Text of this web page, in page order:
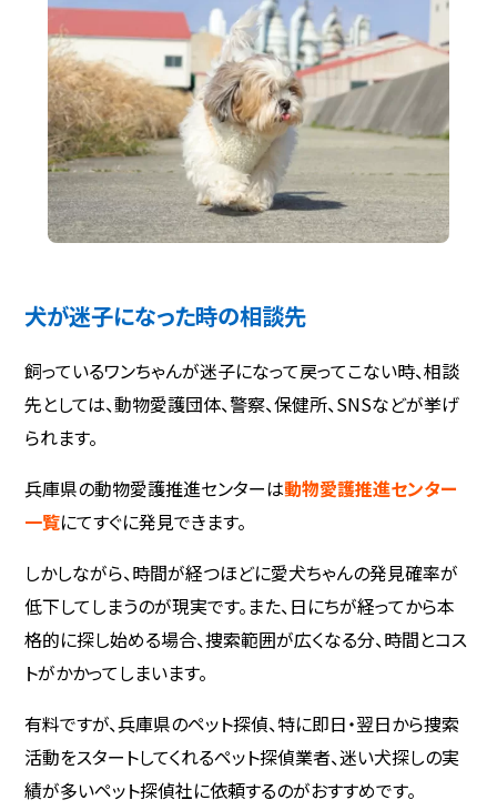
犬が迷子になった時の相談先
飼っているワンちゃんが迷子になって戻ってこない時、相談
先としては、動物愛護団体、警察、保健所、SNSなどが挙げ
られます。
兵庫県の動物愛護推進センターは動物愛護推進センター
一覧にてすぐに発見できます。
しかしながら、時間が経つほどに愛犬ちゃんの発見確率が
低下してしまうのが現実です。また、日にちが経ってから本
格的に探し始める場合、捜索範囲が広くなる分、時間とコス
トがかかってしまいます。
有料ですが、兵庫県のペット探偵、特に即日・翌日から捜索
活動をスタートしてくれるペット探偵業者、迷い犬探しの実
績が多いペット探偵社に依頼するのがおすすめです。